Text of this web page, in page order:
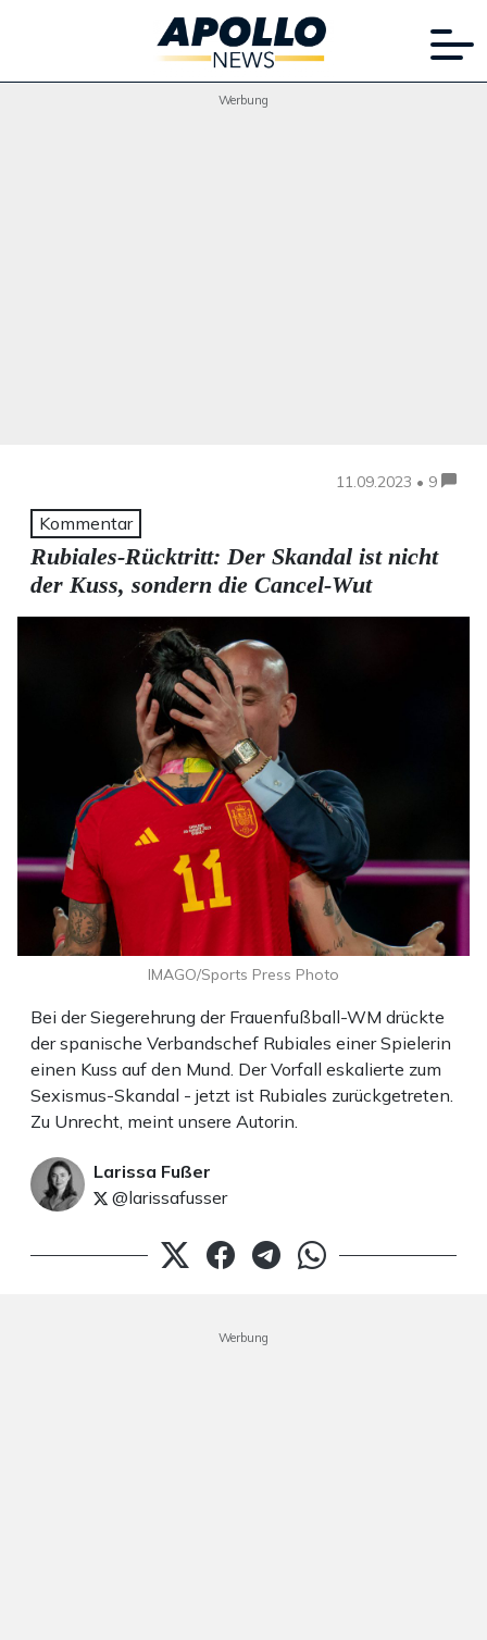
Werbung
11.09.2023 • 9
Kommentar
Rubiales-Rücktritt: Der Skandal ist nicht
der Kuss, sondern die Cancel-Wut
Bei der Siegerehrung der Frauenfußball-WM drückte
der spanische Verbandschef Rubiales einer Spielerin
einen Kuss auf den Mund. Der Vorfall eskalierte zum
Sexismus-Skandal - jetzt ist Rubiales zurückgetreten.
Zu Unrecht, meint unsere Autorin.
Larissa Fußer
@larissafusser
IMAGO/Sports Press Photo
Werbung